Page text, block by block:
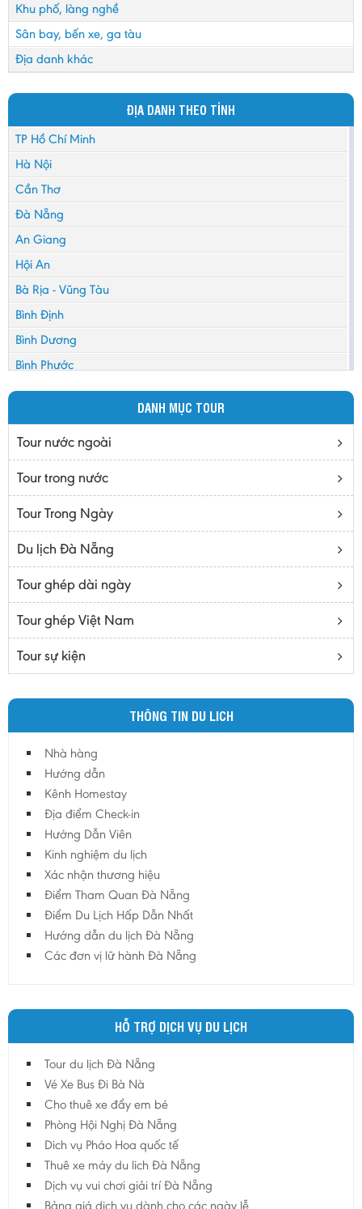
Khu phố, làng nghề
Sân bay, bến xe, ga tàu
Địa danh khác
ĐỊA DANH THEO TỈNH
TP Hồ Chí Minh
Hà Nội
Cần Thơ
Đà Nẵng
An Giang
Hội An
Bà Rịa - Vũng Tàu
Bình Định
Bình Dương
Bình Phước
Bình Thuận
Bắc Giang
Bắc Ninh
Bến Tre
Cà mau
Cao Bằng
Daknông
Đồng Nai
Đồng Tháp
Đắc Lắc
Hà Nam
Hà Tĩnh
Hà Tây
Hòa Bình
Hậu Giang
Hải Dương
Hải Phòng
Hưng Yên
Lào Cai
Lâm Đồng
Lai Châu
Lạng Sơn
Long An
Nam Định
Nghệ An
DANH MỤC TOUR
Tour nước ngoài
Tour trong nước
Tour Trong Ngày
Du lịch Đà Nẵng
Tour ghép dài ngày
Tour ghép Việt Nam
Tour sự kiện
THÔNG TIN DU LICH
Nhà hàng
Hướng dẫn
Kênh Homestay
Địa điểm Check-in
Hướng Dẫn Viên
Kinh nghiệm du lịch
Xác nhận thương hiệu
Điểm Tham Quan Đà Nẵng
Điểm Du Lịch Hấp Dẫn Nhất
Hướng dẫn du lịch Đà Nẵng
Các đơn vị lữ hành Đà Nẵng
HỖ TRỢ DỊCH VỤ DU LỊCH
Tour du lịch Đà Nẵng
Vé Xe Bus Đi Bà Nà
Cho thuê xe đẩy em bé
Phòng Hội Nghị Đà Nẵng
Dich vụ Pháo Hoa quốc tế
Thuê xe máy du lich Đà Nẵng
Dịch vụ vui chơi giải trí Đà Nẵng
Bảng giá dịch vụ dành cho các ngày lễ